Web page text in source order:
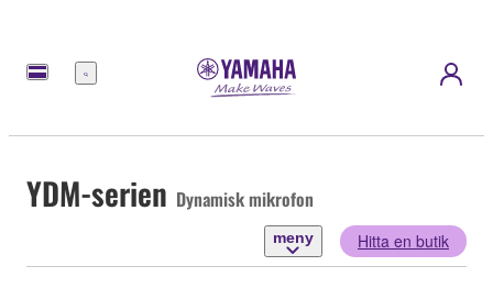
meny
YDM-serien Dynamisk mikrofon
meny Hitta en butik